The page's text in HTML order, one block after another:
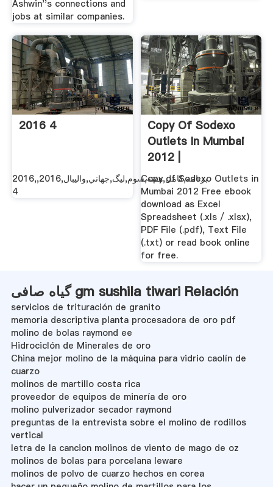
Ashwin''s connections and
jobs at similar companies.
2016 4
برنامه,کامل,هفته,سوم,ليگ,جهاني,واليبال,2016,,2016
4
Copy Of Sodexo
Outlets In Mumbai
2012 |
Copy of Sodexo Outlets in
Mumbai 2012 Free ebook
download as Excel
Spreadsheet (.xls / .xlsx),
PDF File (.pdf), Text File
(.txt) or read book online
for free.
گیاه صافی gm sushila tiwari Relación
servicios de trituración de granito
memoria descriptiva planta procesadora de oro pdf
molino de bolas raymond ee
Hidrociclón de Minerales de oro
China mejor molino de la máquina para vidrio caolín de
cuarzo
molinos de martillo costa rica
proveedor de equipos de minería de oro
molino pulverizador secador raymond
preguntas de la entrevista sobre el molino de rodillos
vertical
letra de la cancion molinos de viento de mago de oz
molinos de bolas para porcelana leware
molinos de polvo de cuarzo hechos en corea